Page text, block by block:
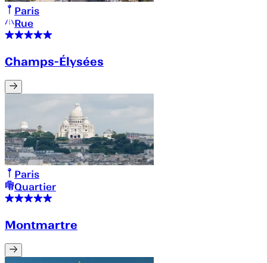
Paris
Rue
Champs-Élysées
Paris
Quartier
Montmartre